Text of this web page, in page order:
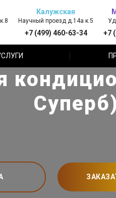
Калужская
Научный проезд д.14а к.5
+7 (499) 460-63-34 +7